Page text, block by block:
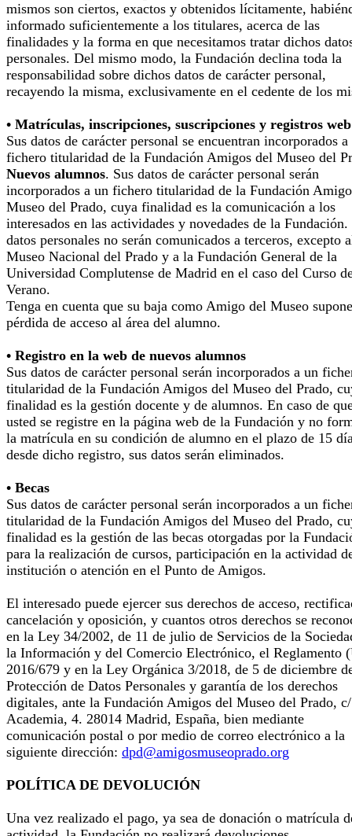
mismos son ciertos, exactos y obtenidos lícitamente,
informado suficientemente a los titulares, acerca de las
finalidades y la forma en que necesitamos tratar dichos
personales. Del mismo modo, la Fundación declina toda la
responsabilidad sobre dichos datos de carácter personal,
recayendo la misma, exclusivamente en el cedente de los
• Matrículas, inscripciones, suscripciones y registros web
Sus datos de carácter personal se encuentran incorporados a
fichero titularidad de la Fundación Amigos del Museo del
Nuevos alumnos. Sus datos de carácter personal serán
incorporados a un fichero titularidad de la Fundación
Museo del Prado, cuya finalidad es la comunicación a los
interesados en las actividades y novedades de la Fundación.
datos personales no serán comunicados a terceros, excepto
Museo Nacional del Prado y a la Fundación General de la
Universidad Complutense de Madrid en el caso del Curso
Verano.
Tenga en cuenta que su baja como Amigo del Museo
pérdida de acceso al área del alumno.
• Registro en la web de nuevos alumnos
Sus datos de carácter personal serán incorporados a un
titularidad de la Fundación Amigos del Museo del Prado,
finalidad es la gestión docente y de alumnos. En caso de
usted se registre en la página web de la Fundación y no
la matrícula en su condición de alumno en el plazo de 15
desde dicho registro, sus datos serán eliminados.
• Becas
Sus datos de carácter personal serán incorporados a un
titularidad de la Fundación Amigos del Museo del Prado,
finalidad es la gestión de las becas otorgadas por la
para la realización de cursos, participación en la actividad
institución o atención en el Punto de Amigos.
El interesado puede ejercer sus derechos de acceso,
cancelación y oposición, y cuantos otros derechos se
en la Ley 34/2002, de 11 de julio de Servicios de la
la Información y del Comercio Electrónico, el Reglamento
2016/679 y en la Ley Orgánica 3/2018, de 5 de diciembre
Protección de Datos Personales y garantía de los derechos
digitales, ante la Fundación Amigos del Museo del Prado,
Academia, 4. 28014 Madrid, España, bien mediante
comunicación postal o por medio de correo electrónico a la
siguiente dirección: dpd@amigosmuseoprado.org
POLÍTICA DE DEVOLUCIÓN
Una vez realizado el pago, ya sea de donación o matrícula